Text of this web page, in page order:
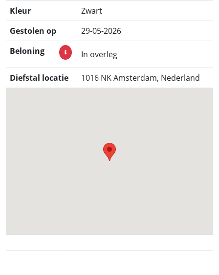
Kleur
Zwart
Gestolen op
29-05-2026
Beloning
In overleg
Diefstal locatie 1016 NK Amsterdam, Nederland